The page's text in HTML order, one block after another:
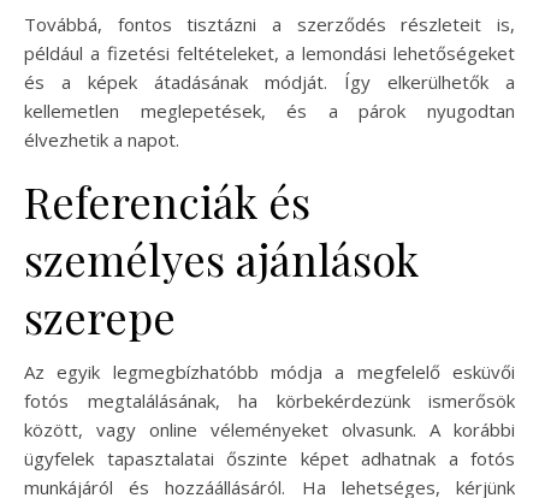
Továbbá, fontos tisztázni a szerződés részleteit is,
például a fizetési feltételeket, a lemondási lehetőségeket
és a képek átadásának módját. Így elkerülhetők a
kellemetlen meglepetések, és a párok nyugodtan
élvezhetik a napot.
Referenciák és
személyes ajánlások
szerepe
Az egyik legmegbízhatóbb módja a megfelelő esküvői
fotós megtalálásának, ha körbekérdezünk ismerősök
között, vagy online véleményeket olvasunk. A korábbi
ügyfelek tapasztalatai őszinte képet adhatnak a fotós
munkájáról és hozzáállásáról. Ha lehetséges, kérjünk